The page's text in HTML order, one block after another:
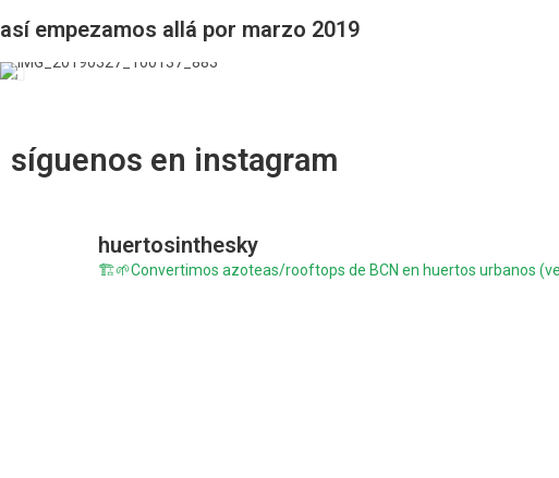
así empezamos allá por marzo 2019
síguenos en instagram
huertosinthesky
🏗️🌱Convertimos azoteas/rooftops de BCN en huertos urbanos